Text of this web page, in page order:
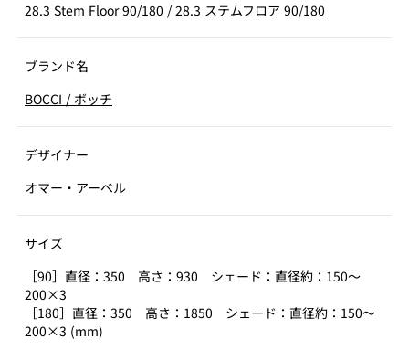
28.3 Stem Floor 90/180 / 28.3 ステムフロア 90/180
ブランド名
BOCCI / ボッチ
デザイナー
オマー・アーベル
サイズ
［90］直径：350 高さ：930 シェード：直径約：150～
200×3
［180］直径：350 高さ：1850 シェード：直径約：150～
200×3 (mm)